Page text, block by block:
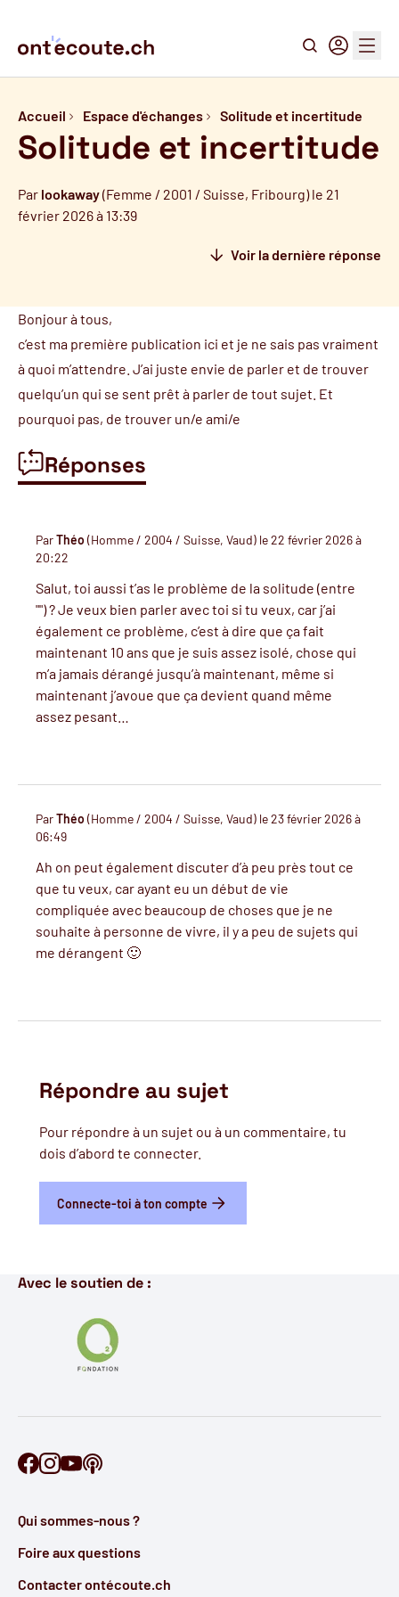
Recherche
Connexion
Menu
Accueil Espace d'échanges Solitude et incertitude
Solitude et incertitude
Par lookaway(Femme / 2001 / Suisse, Fribourg) le 21
février 2026 à 13:39
Voir la dernière réponse
Bonjour à tous,
c’est ma première publication ici et je ne sais pas vraiment
à quoi m’attendre. J’ai juste envie de parler et de trouver
quelqu’un qui se sent prêt à parler de tout sujet. Et
pourquoi pas, de trouver un/e ami/e
Réponses
ParThéo (Homme / 2004 / Suisse, Vaud) le 22 février 2026 à
20:22
Salut, toi aussi t’as le problème de la solitude (entre
"") ? Je veux bien parler avec toi si tu veux, car j’ai
également ce problème, c’est à dire que ça fait
maintenant 10 ans que je suis assez isolé, chose qui
m’a jamais dérangé jusqu’à maintenant, même si
maintenant j’avoue que ça devient quand même
assez pesant…
ParThéo (Homme / 2004 / Suisse, Vaud) le 23 février 2026 à
06:49
Ah on peut également discuter d’à peu près tout ce
que tu veux, car ayant eu un début de vie
compliquée avec beaucoup de choses que je ne
souhaite à personne de vivre, il y a peu de sujets qui
me dérangent 🙂
Répondre au sujet
Pour répondre à un sujet ou à un commentaire, tu
dois d’abord te connecter.
Connecte-toi à ton compte
Avec le soutien de :
Retrouve Ontécoute sur Facebook
Retrouve Ontécoute sur Instagram
Retrouve Ontécoute sur YouTube
Qui sommes-nous ?
Foire aux questions
Contacter ontécoute.ch